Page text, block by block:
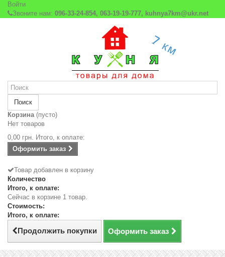
Войти
Звоните нам: 096-33-24-854, 063-19-19-777, kuhnya7km@ukr.net
Поиск
Корзина (пусто)
Нет товаров
0,00 грн. Итого, к оплате:
Оформить заказ
Товар добавлен в корзину
Количество
Итого, к оплате:
Сейчас в корзине 1 товар.
Стоимость:
Итого, к оплате:
Продолжить покупки Оформить заказ